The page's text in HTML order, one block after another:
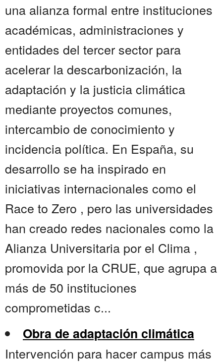
una alianza formal entre instituciones
académicas, administraciones y
entidades del tercer sector para
acelerar la descarbonización, la
adaptación y la justicia climática
mediante proyectos comunes,
intercambio de conocimiento y
incidencia política. En España, su
desarrollo se ha inspirado en
iniciativas internacionales como el
Race to Zero , pero las universidades
han creado redes nacionales como la
Alianza Universitaria por el Clima ,
promovida por la CRUE, que agrupa a
más de 50 instituciones
comprometidas c...
Obra de adaptación climática
Intervención para hacer campus más